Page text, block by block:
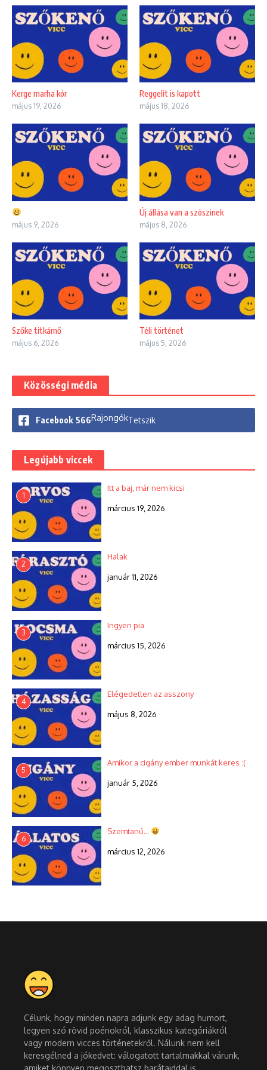
Kerge marha kór
május 19, 2026
Reggelit is kapott
május 18, 2026
május 9, 2026
Új állása van a szöszinek
május 8, 2026
Szőke titkárnő
május 6, 2026
Téli történet
május 5, 2026
Közösségi média
Facebook 566RajongókTetszik
Legújabb viccek
1
Itt a baj, már nem kicsi
március 19, 2026
2
Halak
január 11, 2026
3
Ingyen pia
március 15, 2026
4
Elégedetlen az asszony
május 8, 2026
5
Amikor a cigány ember munkát keres :(
január 5, 2026
6
Szemtanú…
március 12, 2026
Célunk, hogy minden napra adjunk egy adag humort,
legyen szó rövid poénokról, klasszikus kategóriákról
vagy modern vicces történetekről. Nálunk nem kell
keresgélned a jókedvet: válogatott tartalmakkal várunk,
amiket könnyen megoszthatsz barátaiddal is.